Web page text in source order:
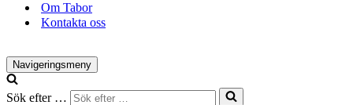
Om Tabor
Kontakta oss
Navigeringsmeny
Sök efter …